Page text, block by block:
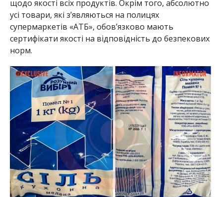
щодо якості всіх продуктів. Окрім того, абсолютно
усі товари, які з’являються на полицях
супермаркетів «АТБ», обов’язково мають
сертифікати якості на відповідність до безпекових
норм.